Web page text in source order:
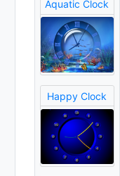
Aquatic Clock
Happy Clock